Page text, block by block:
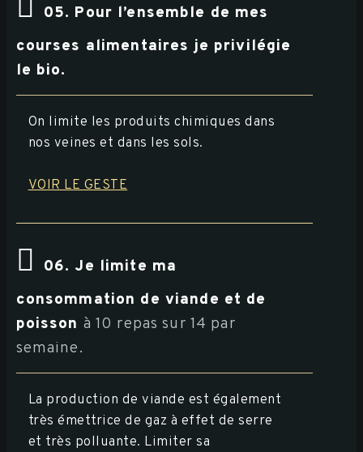
05. Pour l’ensemble de mes
courses alimentaires je privilégie
le bio.
On limite les produits chimiques dans
nos veines et dans les sols.
VOIR LE GESTE
06. Je limite ma
consommation de viande et de
poisson à 10 repas sur 14 par
semaine.
La production de viande est également
très émettrice de gaz à effet de serre
et très polluante. Limiter sa